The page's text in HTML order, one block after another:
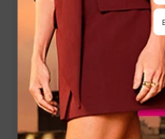
Altura da sola 1,00 cm
Cor:
Referência Y7624-00007
País de origem:
Indústria Brasileira
NCM:64029990